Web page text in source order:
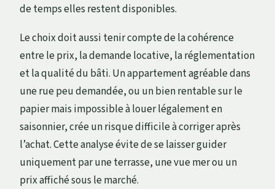
de temps elles restent disponibles.
Le choix doit aussi tenir compte de la cohérence
entre le prix, la demande locative, la réglementation
et la qualité du bâti. Un appartement agréable dans
une rue peu demandée, ou un bien rentable sur le
papier mais impossible à louer légalement en
saisonnier, crée un risque difficile à corriger après
l’achat. Cette analyse évite de se laisser guider
uniquement par une terrasse, une vue mer ou un
prix affiché sous le marché.